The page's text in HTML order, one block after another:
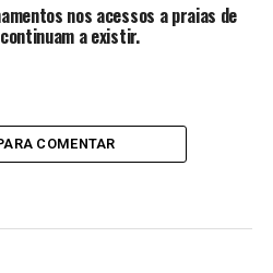
nos acessos a praias de
a existir.
COMENTAR